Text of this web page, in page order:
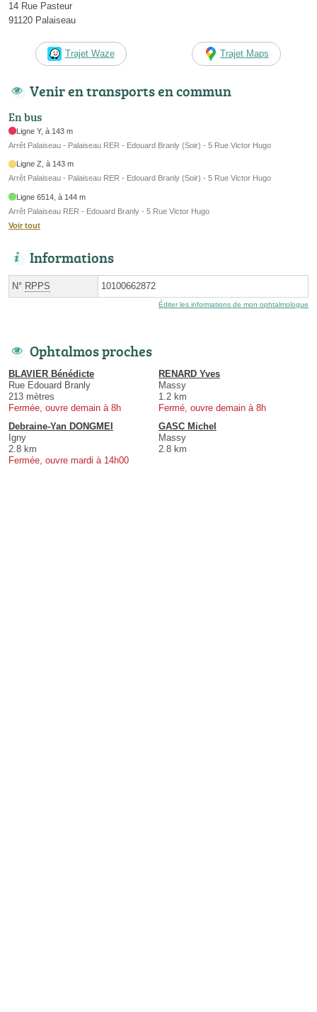
14 Rue Pasteur
91120 Palaiseau
Trajet Waze Trajet Maps
Venir en transports en commun
En bus
Ligne Y, à 143 m
Arrêt Palaiseau - Palaiseau RER - Edouard Branly (Soir) - 5 Rue Victor Hugo
Ligne Z, à 143 m
Arrêt Palaiseau - Palaiseau RER - Edouard Branly (Soir) - 5 Rue Victor Hugo
Ligne 6514, à 144 m
Arrêt Palaiseau RER - Edouard Branly - 5 Rue Victor Hugo
Voir tout
Informations
N° RPPS 10100662872
Éditer les informations de mon ophtalmologue
Ophtalmos proches
BLAVIER Bénédicte
Rue Edouard Branly
213 mètres
Fermée, ouvre demain à 8h
RENARD Yves
Massy
1.2 km
Fermé, ouvre demain à 8h
Debraine-Yan DONGMEI
Igny
2.8 km
Fermée, ouvre mardi à 14h00
GASC Michel
Massy
2.8 km